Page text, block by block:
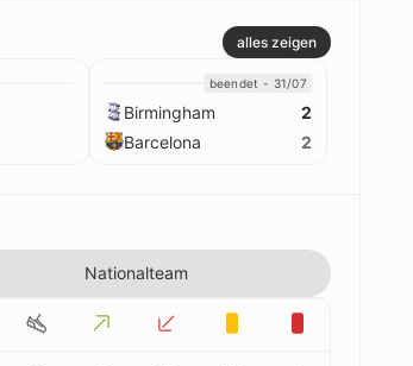
alles zeigen
beendet - 31/07
Birmingham
2
Barcelona
2
Nationalteam